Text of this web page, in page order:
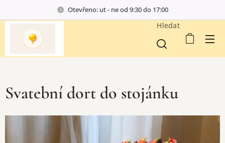
Otevřeno: ut - ne od 9:30 do 17:00
Hledat
Svatební dort do stojánku